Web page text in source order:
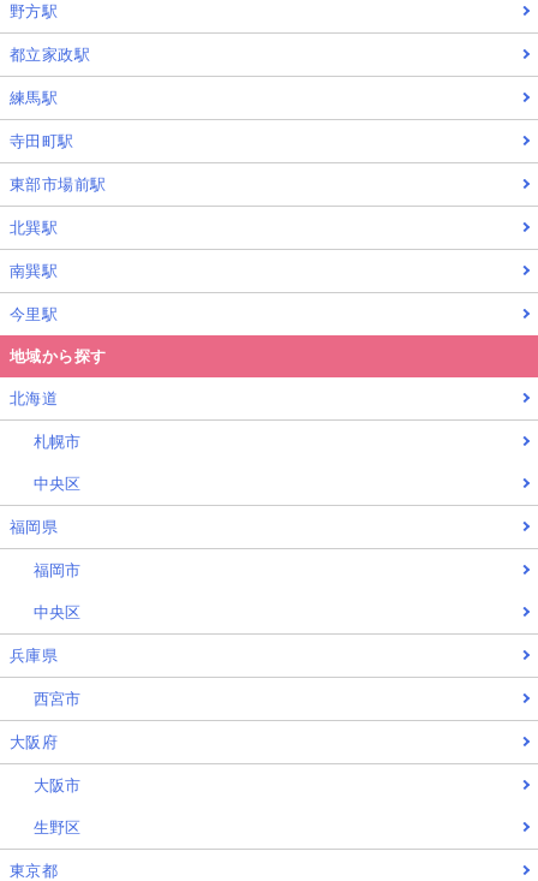
野方駅
都立家政駅
練馬駅
寺田町駅
東部市場前駅
北巽駅
南巽駅
今里駅
地域から探す
北海道
札幌市
中央区
福岡県
福岡市
中央区
兵庫県
西宮市
大阪府
大阪市
生野区
東京都